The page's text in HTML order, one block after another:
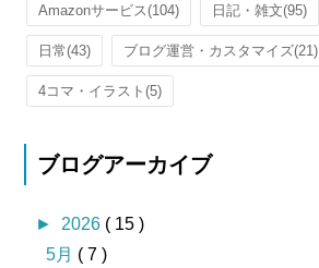
Amazonサービス(104) 日記・雑文(95)
日常(43) ブログ運営・カスタマイズ(21)
4コマ・イラスト(5)
ブログアーカイブ
► 2026 ( 15 )
5月 ( 7 )